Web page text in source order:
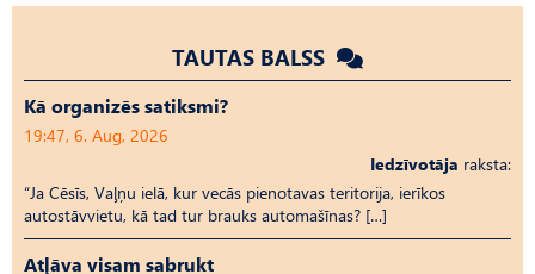
TAUTAS BALSS
Kā organizēs satiksmi?
19:47, 6. Aug, 2026
Iedzīvotāja raksta:
“Ja Cēsīs, Vaļņu ielā, kur vecās pienotavas teritorija, ierīkos
autostāvvietu, kā tad tur brauks automašīnas? […]
Atļāva visam sabrukt